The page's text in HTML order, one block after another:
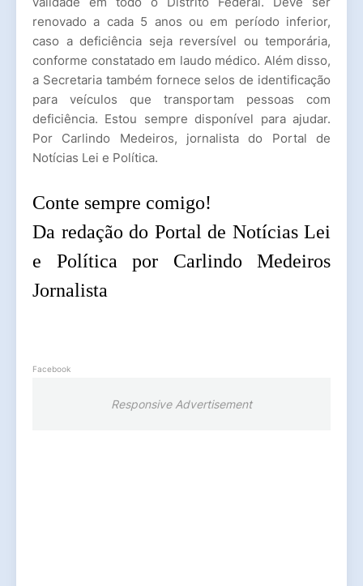
renovado a cada 5 anos ou em período inferior,
caso a deficiência seja reversível ou temporária,
conforme constatado em laudo médico. Além disso,
a Secretaria também fornece selos de identificação
para veículos que transportam pessoas com
deficiência. Estou sempre disponível para ajudar.
Por Carlindo Medeiros, jornalista do Portal de
Notícias Lei e Política.
Conte sempre comigo!
Da redação do Portal de Notícias Lei
e Política por Carlindo Medeiros
Jornalista
Facebook
Responsive Advertisement